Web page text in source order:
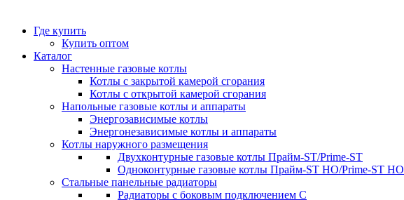
Где купить
Купить оптом
Каталог
Настенные газовые котлы
Котлы с закрытой камерой сгорания
Котлы с открытой камерой сгорания
Напольные газовые котлы и аппараты
Энергозависимые котлы
Энергонезависимые котлы и аппараты
Котлы наружного размещения
Двухконтурные газовые котлы Прайм-ST/Prime-ST
Одноконтурные газовые котлы Прайм-ST HO/Prime-ST HO
Стальные панельные радиаторы
Радиаторы c боковым подключением C